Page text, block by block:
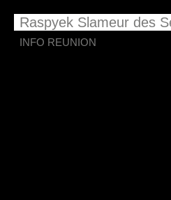
Raspyek Slameur des
INFO REUNION